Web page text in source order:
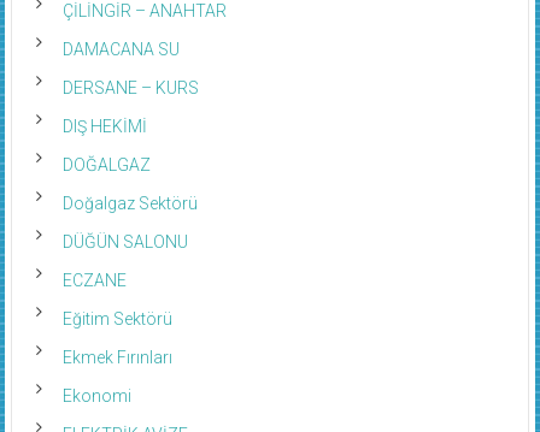
ÇİLİNGİR – ANAHTAR
DAMACANA SU
DERSANE – KURS
DIŞ HEKİMİ
DOĞALGAZ
Doğalgaz Sektörü
DÜĞÜN SALONU
ECZANE
Eğitim Sektörü
Ekmek Fırınları
Ekonomi